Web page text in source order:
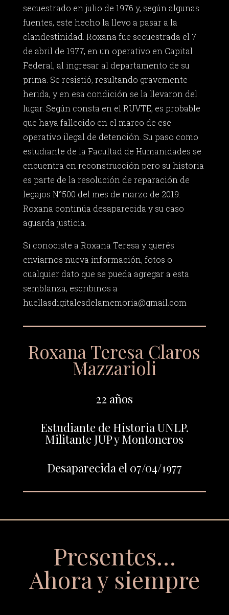
secuestrado en julio de 1976 y, según algunas
fuentes, este hecho la llevo a pasar a la
clandestinidad. Roxana fue secuestrada el 7
de abril de 1977, en un operativo en Capital
Federal, al ingresar al departamento de su
prima. Se resistió, resultando gravemente
herida, y en esa condición se la llevaron del
lugar. Según consta en el RUVTE, es probable
que haya fallecido en el marco de ese
operativo ilegal de detención. Su paso como
estudiante de la Facultad de Humanidades se
encuentra en reconstrucción pero su historia
es parte de la resolución de reparación de
legajos N°500 del mes de marzo de 2019.
Roxana continúa desaparecida y su caso
aguarda justicia.
Si conociste a Roxana Teresa y querés
enviarnos nueva información, fotos o
cualquier dato que se pueda agregar a esta
semblanza, escribinos a
huellasdigitalesdelamemoria@gmail.com
Roxana Teresa Claros
Mazzarioli
22 años
Estudiante de Historia UNLP.
Militante JUP y Montoneros
Desaparecida el 07/04/1977
Presentes…
Ahora y siempre